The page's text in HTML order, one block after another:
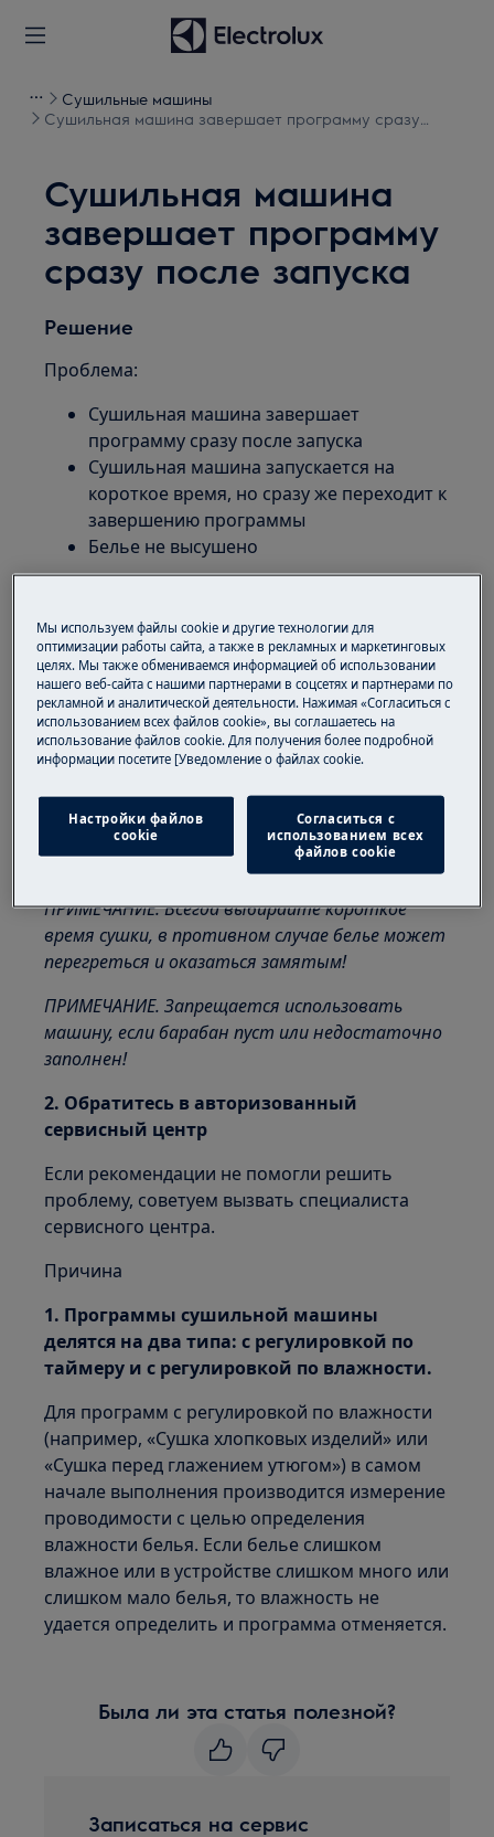
Сушильные машины
Сушильная машина завершает программу сразу
Сушильная машина
завершает программу
сразу после запуска
Решение
Проблема:
Сушильная машина завершает
программу сразу после запуска
Сушильная машина запускается на
короткое время, но сразу же переходит к
завершению программы
Белье не высушено
Вентилируемая сушильная машина
Конденсационная сушильная машина
Сушильная машина с тепловым насосом
Решение:
1. Не кладите сухое белье в машину.
Чтобы высушить слегка влажное белье,
всегда используйте программу с
регулировкой по времени.
ПРИМЕЧАНИЕ. Всегда выбирайте короткое
время сушки, в противном случае белье может
перегреться и оказаться замятым!
ПРИМЕЧАНИЕ. Запрещается использовать
машину, если барабан пуст или недостаточно
заполнен!
2. Обратитесь в авторизованный
сервисный центр
Если рекомендации не помогли решить
проблему, советуем вызвать специалиста
сервисного центра.
Причина
1. Программы сушильной машины
делятся на два типа: с регулировкой по
таймеру и с регулировкой по влажности.
Для программ с регулировкой по влажности
(например, «Сушка хлопковых изделий» или
«Сушка перед глажением утюгом») в самом
начале выполнения производится измерение
проводимости с целью определения
влажности белья. Если белье слишком
влажное или в устройстве слишком много или
слишком мало белья, то влажность не
удается определить и программа отменяется.
Была ли эта статья полезной?
Записаться на сервис
Мы используем файлы cookie и другие технологии для
оптимизации работы сайта, а также в рекламных и маркетинговых
целях. Мы также обмениваемся информацией об использовании
нашего веб-сайта с нашими партнерами в соцсетях и партнерами по
рекламной и аналитической деятельности. Нажимая «Согласиться с
использованием всех файлов cookie», вы соглашаетесь на
использование файлов cookie. Для получения более подробной
информации посетите [Уведомление о файлах cookie.
Настройки файлов
cookie
Согласиться с
использованием всех
файлов cookie